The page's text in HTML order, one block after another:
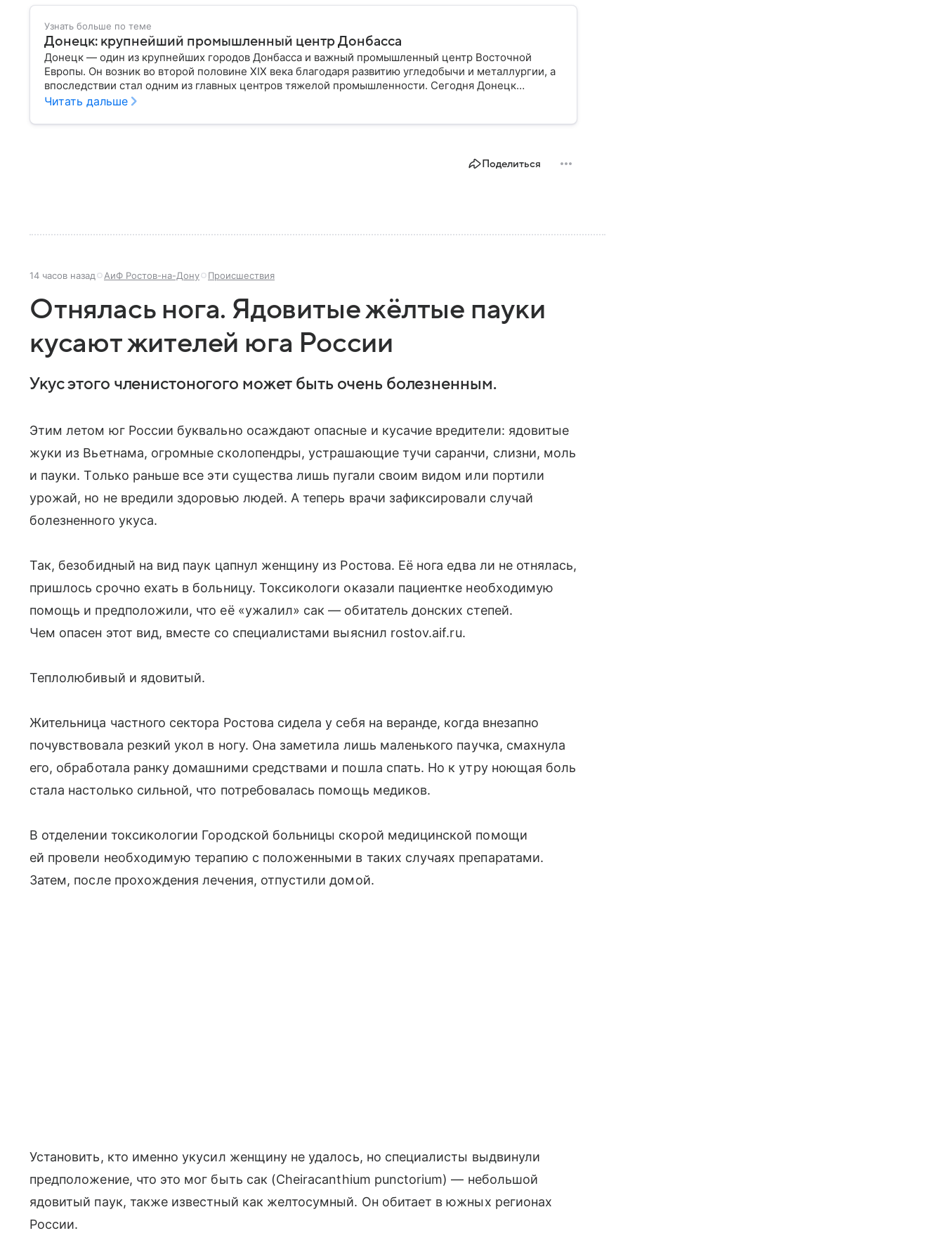
Узнать больше по теме
Донецк: крупнейший промышленный центр Донбасса
Донецк — один из крупнейших городов Донбасса и важный промышленный центр Восточной
Европы. Он возник во второй половине XIX века благодаря развитию угледобычи и металлургии, а
впоследствии стал одним из главных центров тяжелой промышленности. Сегодня Донецк
остается одним из самых известных городов региона: собрали о нем главное.
Читать дальше
Поделиться
14 часов назад АиФ Ростов-на-Дону Происшествия
Отнялась нога. Ядовитые жёлтые пауки
кусают жителей юга России
Укус этого членистоногого может быть очень болезненным.
Этим летом юг России буквально осаждают опасные и кусачие вредители: ядовитые
жуки из Вьетнама, огромные сколопендры, устрашающие тучи саранчи, слизни, моль
и пауки. Только раньше все эти существа лишь пугали своим видом или портили
урожай, но не вредили здоровью людей. А теперь врачи зафиксировали случай
болезненного укуса.
Так, безобидный на вид паук цапнул женщину из Ростова. Её нога едва ли не отнялась,
пришлось срочно ехать в больницу. Токсикологи оказали пациентке необходимую
помощь и предположили, что её «ужалил» сак — обитатель донских степей.
Чем опасен этот вид, вместе со специалистами выяснил rostov.aif.ru.
Теплолюбивый и ядовитый.
Жительница частного сектора Ростова сидела у себя на веранде, когда внезапно
почувствовала резкий укол в ногу. Она заметила лишь маленького паучка, смахнула
его, обработала ранку домашними средствами и пошла спать. Но к утру ноющая боль
стала настолько сильной, что потребовалась помощь медиков.
В отделении токсикологии Городской больницы скорой медицинской помощи
ей провели необходимую терапию с положенными в таких случаях препаратами.
Затем, после прохождения лечения, отпустили домой.
Установить, кто именно укусил женщину не удалось, но специалисты выдвинули
предположение, что это мог быть сак (Cheiracanthium punctorium) — небольшой
ядовитый паук, также известный как желтосумный. Он обитает в южных регионах
России.